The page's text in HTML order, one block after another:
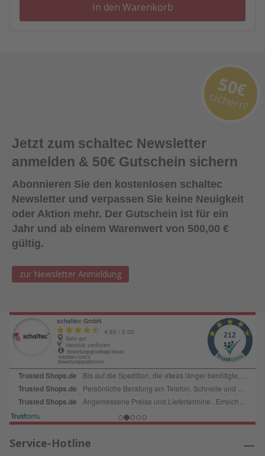
In den Warenkorb
Jetzt zum schaltec Newsletter
anmelden & 50€ Gutschein sichern
Abonnieren Sie den kostenlosen schaltec
Newsletter und verpassen Sie keine Neuigkeit
oder Aktion mehr. Der Gutschein ist für ein
Jahr und ab einem Warenwert von 500,00 €
gültig.
zur Newsletter Anmeldung
50€
sichern!
Service-Hotline